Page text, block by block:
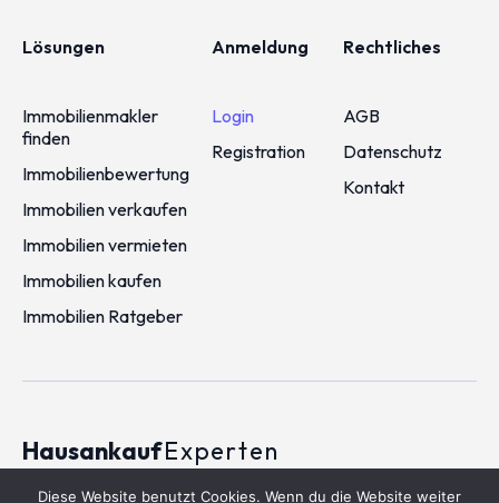
Lösungen
Immobilienmakler
finden
Immobilienbewertung
Immobilien verkaufen
Immobilien vermieten
Immobilien kaufen
Immobilien Ratgeber
Anmeldung
Login
Registration
Rechtliches
AGB
Datenschutz
Kontakt
HausankaufExperten
2026 © Hausankauf-experten.de
Diese Website benutzt Cookies. Wenn du die Website weiter